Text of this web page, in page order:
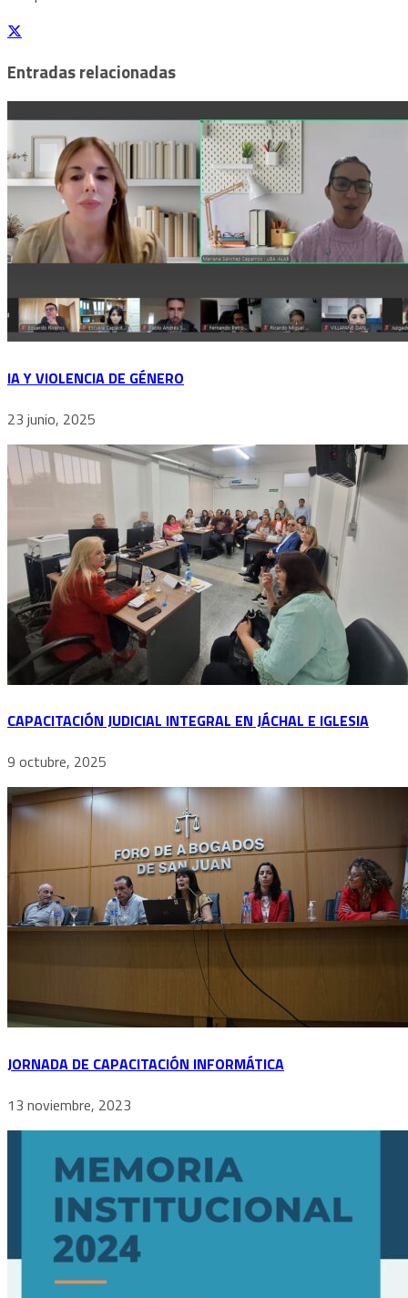
Entradas relacionadas
IA Y VIOLENCIA DE GÉNERO
23 junio, 2025
CAPACITACIÓN JUDICIAL INTEGRAL EN JÁCHAL E IGLESIA
9 octubre, 2025
JORNADA DE CAPACITACIÓN INFORMÁTICA
13 noviembre, 2023